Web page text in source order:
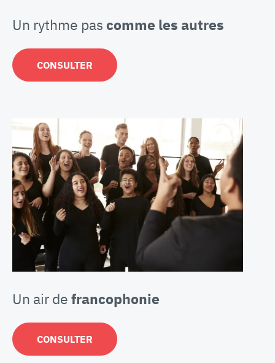
Un rythme pas comme les autres
CONSULTER
Un air de francophonie
CONSULTER